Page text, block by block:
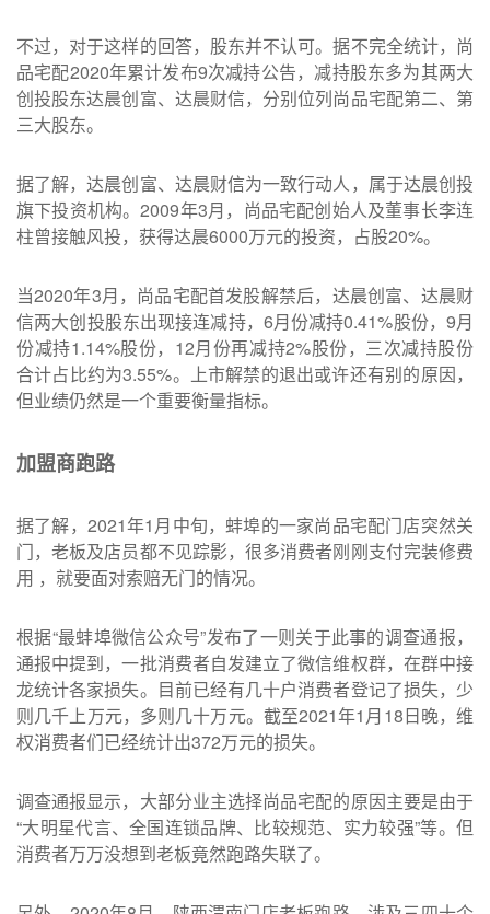
不过，对于这样的回答，股东并不认可。据不完全统计，尚
品宅配2020年累计发布9次减持公告，减持股东多为其两大
创投股东达晨创富、达晨财信，分别位列尚品宅配第二、第
三大股东。
据了解，达晨创富、达晨财信为一致行动人，属于达晨创投
旗下投资机构。2009年3月，尚品宅配创始人及董事长李连
柱曾接触风投，获得达晨6000万元的投资，占股20%。
当2020年3月，尚品宅配首发股解禁后，达晨创富、达晨财
信两大创投股东出现接连减持，6月份减持0.41%股份，9月
份减持1.14%股份，12月份再减持2%股份，三次减持股份
合计占比约为3.55%。上市解禁的退出或许还有别的原因，
但业绩仍然是一个重要衡量指标。
加盟商跑路
据了解，2021年1月中旬，蚌埠的一家尚品宅配门店突然关
门，老板及店员都不见踪影，很多消费者刚刚支付完装修费
用 ，就要面对索赔无门的情况。
根据“最蚌埠微信公众号”发布了一则关于此事的调查通报，
通报中提到，一批消费者自发建立了微信维权群，在群中接
龙统计各家损失。目前已经有几十户消费者登记了损失，少
则几千上万元，多则几十万元。截至2021年1月18日晚，维
权消费者们已经统计出372万元的损失。
调查通报显示，大部分业主选择尚品宅配的原因主要是由于
“大明星代言、全国连锁品牌、比较规范、实力较强”等。但
消费者万万没想到老板竟然跑路失联了。